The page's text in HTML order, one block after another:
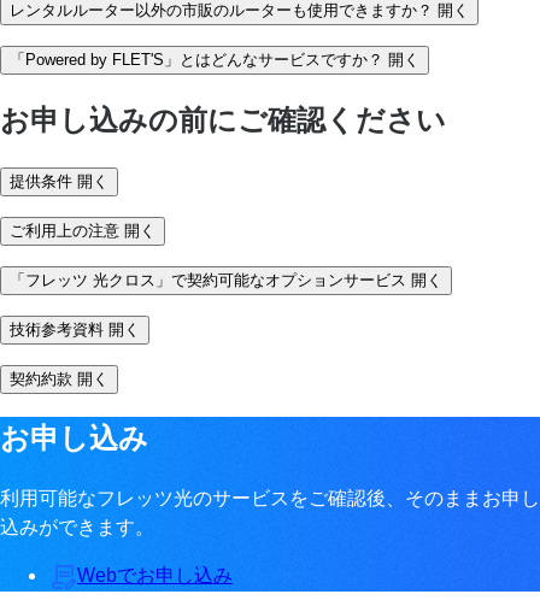
レンタルルーター以外の市販のルーターも使用できますか？ 開く
「Powered by FLET'S」とはどんなサービスですか？ 開く
お申し込みの前にご確認ください
提供条件 開く
ご利用上の注意 開く
「フレッツ 光クロス」で契約可能なオプションサービス 開く
技術参考資料 開く
契約約款 開く
お申し込み
利用可能なフレッツ光のサービスをご確認後、そのままお申し
込みができます。
Webでお申し込み